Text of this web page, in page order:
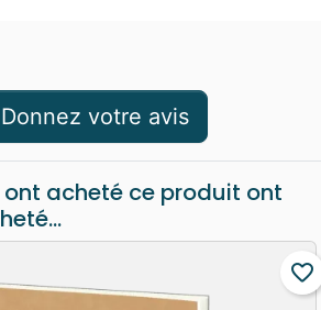
Donnez votre avis
ont acheté ce produit ont
favorite_border